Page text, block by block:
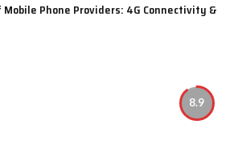
Mobile Phone Providers: 4G Connectivity &
8.9